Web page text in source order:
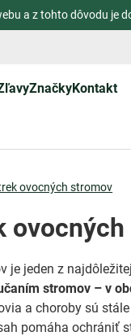
a z tohto dôvodu je
ZnačkyKontakt
ovocných stromov
je jeden z
stromov – v
a choroby sú
pomáha ochrániť